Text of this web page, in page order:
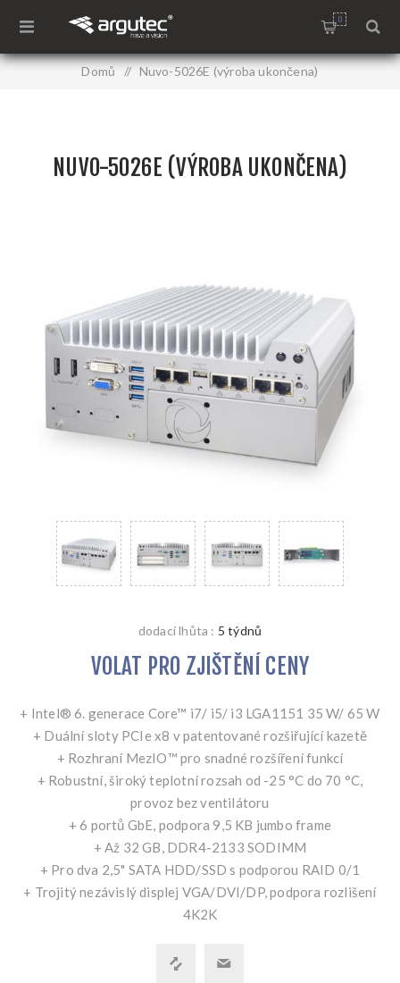
0
Domů / Nuvo-5026E (výroba ukončena)
NUVO-5026E (VÝROBA UKONČENA)
dodací lhůta : 5 týdnů
VOLAT PRO ZJIŠTĚNÍ CENY
+ Intel® 6. generace Core™ i7/ i5/ i3 LGA1151 35 W/ 65 W
+ Duální sloty PCIe x8 v patentované rozšiřující kazetě
+ Rozhraní MezIO™ pro snadné rozšíření funkcí
+ Robustní, široký teplotní rozsah od -25 °C do 70 °C,
provoz bez ventilátoru
+ 6 portů GbE, podpora 9,5 KB jumbo frame
+ Až 32 GB, DDR4-2133 SODIMM
+ Pro dva 2,5" SATA HDD/SSD s podporou RAID 0/1
+ Trojitý nezávislý displej VGA/DVI/DP, podpora rozlišení
4K2K